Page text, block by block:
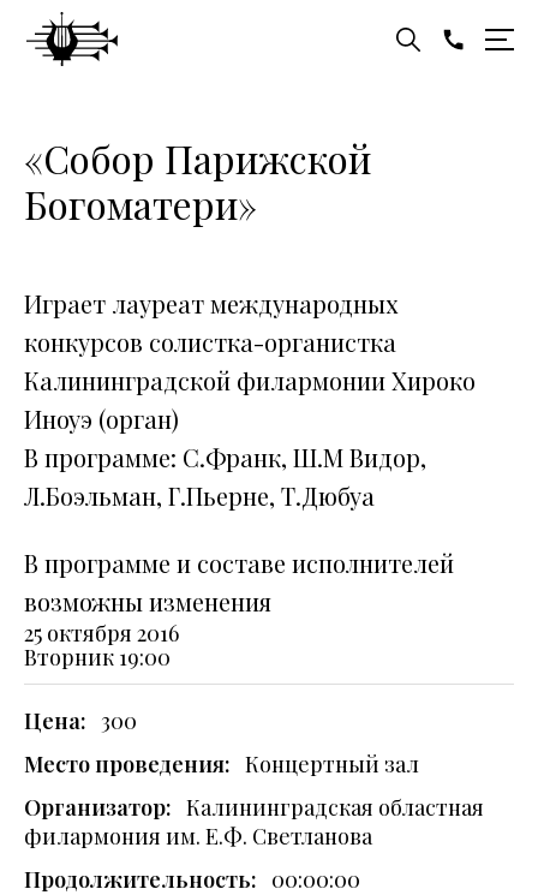
«Собор Парижской
Богоматери»
Играет лауреат международных
конкурсов солистка-органистка
Калининградской филармонии Хироко
Иноуэ (орган)
В программе: С.Франк, Ш.М Видор,
Л.Боэльман, Г.Пьерне, Т.Дюбуа
В программе и составе исполнителей
возможны изменения
25 октября 2016
Вторник 19:00
Цена: 300
Место проведения: Концертный зал
Организатор: Калининградская областная
филармония им. Е.Ф. Светланова
Продолжительность: 00:00:00